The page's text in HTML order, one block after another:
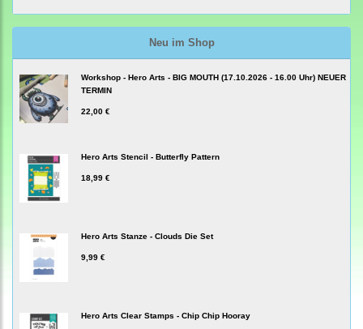
Neu im Shop
Workshop - Hero Arts - BIG MOUTH (17.10.2026 - 16.00 Uhr) NEUER
TERMIN
22,00 €
Hero Arts Stencil - Butterfly Pattern
18,99 €
Hero Arts Stanze - Clouds Die Set
9,99 €
Hero Arts Clear Stamps - Chip Chip Hooray